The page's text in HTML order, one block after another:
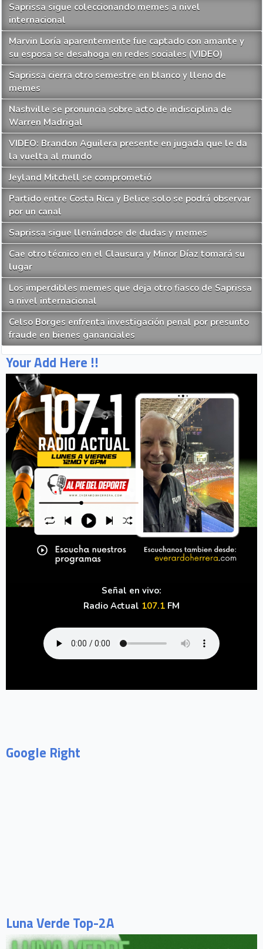
Saprissa sigue coleccionando memes a nivel
internacional
Marvin Loría aparentemente fue captado con amante y
su esposa se desahoga en redes sociales (VIDEO)
Saprissa cierra otro semestre en blanco y lleno de
memes
Nashville se pronuncia sobre acto de indisciplina de
Warren Madrigal
VIDEO: Brandon Aguilera presente en jugada que le da
la vuelta al mundo
Jeyland Mitchell se comprometió
Partido entre Costa Rica y Belice solo se podrá observar
por un canal
Saprissa sigue llenándose de dudas y memes
Cae otro técnico en el Clausura y Minor Díaz tomará su
lugar
Los imperdibles memes que deja otro fiasco de Saprissa
a nivel internacional
Celso Borges enfrenta investigación penal por presunto
fraude en bienes gananciales
Your Add Here !!
Señal en vivo:
Radio Actual 107.1 FM
Google Right
Luna Verde Top-2A